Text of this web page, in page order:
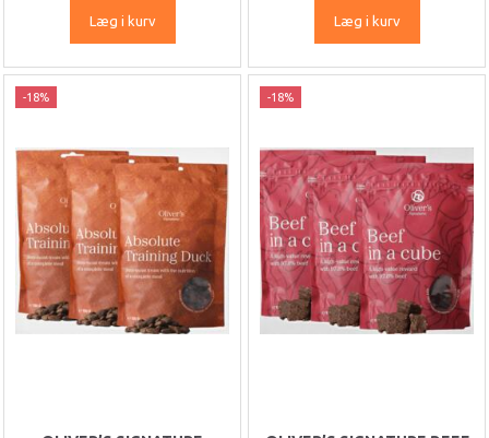
Læg i kurv Læg i kurv
-18% -18%